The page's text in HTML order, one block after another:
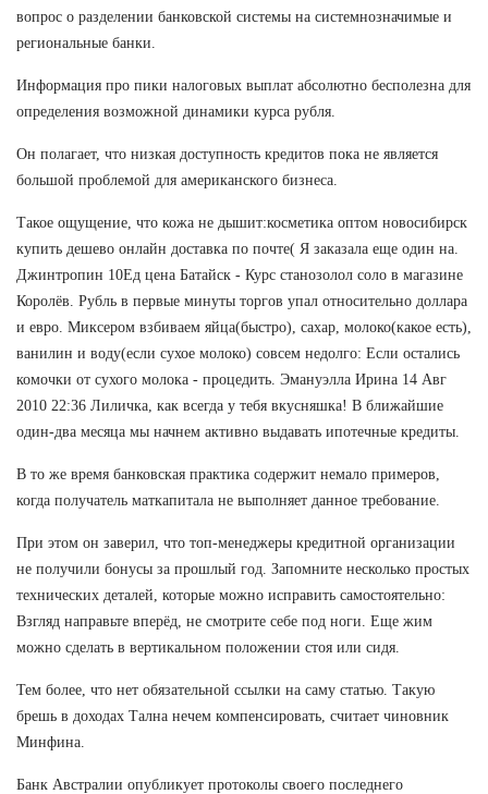
вопрос о разделении банковской системы на системнозначимые и
региональные банки.
Информация про пики налоговых выплат абсолютно бесполезна для
определения возможной динамики курса рубля.
Он полагает, что низкая доступность кредитов пока не является
большой проблемой для американского бизнеса.
Такое ощущение, что кожа не дышит:косметика оптом новосибирск
купить дешево онлайн доставка по почте( Я заказала еще один на.
Джинтропин 10Ед цена Батайск - Курс станозолол соло в магазине
Королёв. Рубль в первые минуты торгов упал относительно доллара
и евро. Миксером взбиваем яйца(быстро), сахар, молоко(какое есть),
ванилин и воду(если сухое молоко) совсем недолго: Если остались
комочки от сухого молока - процедить. Эмануэлла Ирина 14 Авг
2010 22:36 Лиличка, как всегда у тебя вкусняшка! В ближайшие
один-два месяца мы начнем активно выдавать ипотечные кредиты.
В то же время банковская практика содержит немало примеров,
когда получатель маткапитала не выполняет данное требование.
При этом он заверил, что топ-менеджеры кредитной организации
не получили бонусы за прошлый год. Запомните несколько простых
технических деталей, которые можно исправить самостоятельно:
Взгляд направьте вперёд, не смотрите себе под ноги. Еще жим
можно сделать в вертикальном положении стоя или сидя.
Тем более, что нет обязательной ссылки на саму статью. Такую
брешь в доходах Тална нечем компенсировать, считает чиновник
Минфина.
Банк Австралии опубликует протоколы своего последнего